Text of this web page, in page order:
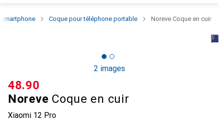
Coque pour téléphone portable Noreve Coque en cuir
2 images
Noreve Coque en cuir
Xiaomi 12 Pro
CHF
48.90